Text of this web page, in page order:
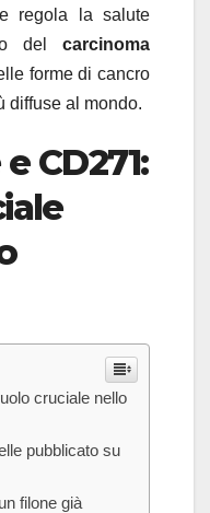
regola la salute
del carcinoma
forme di cancro
diffuse al mondo.
CD271:
cruciale nello
pubblicato su
filone già